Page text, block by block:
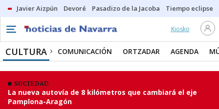
Javier Aizpún Devoré Pasadizo de la Jacoba Tiempo eclipse
Kiosko
CULTURA COMUNICACIÓN ORTZADAR AGENDA
SOCIEDAD
La nueva autovía de 8 kilómetros que cambiará el eje
Pamplona-Aragón